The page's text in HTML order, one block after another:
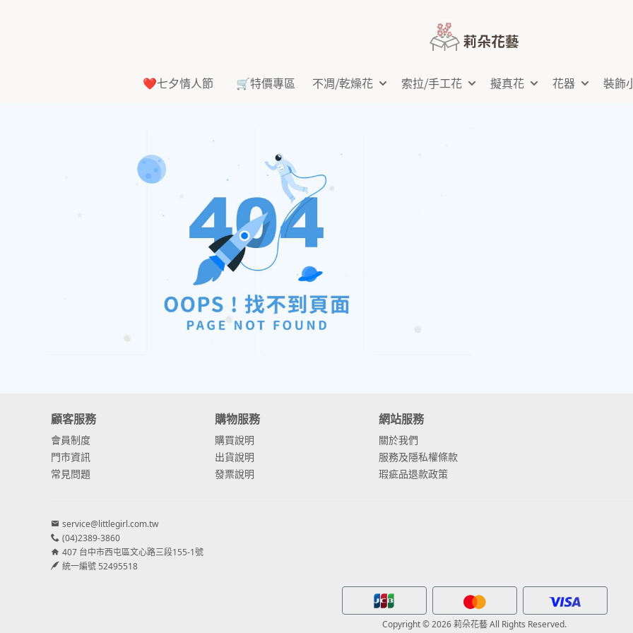
❤️七夕情人節 🛒特價專區 不凋⧸乾燥花 索拉⧸手工花 擬真花 花器 裝飾
顧客服務
會員制度
門市資訊
常見問題
購物服務
購買說明
出貨說明
發票說明
網站服務
關於我們
服務及隱私權條款
瑕疵品退款政策
service@littlegirl.com.tw
(04)2389-3860
407 台中市西屯區文心路三段155-1號
統一編號 52495518
Copyright © 2026 莉朵花藝 All Rights Reserved.